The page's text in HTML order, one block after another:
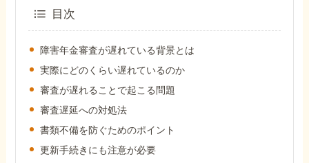
障害年金コラム
お知らせ
目次
障害年金審査が遅れている背景とは
実際にどのくらい遅れているのか
審査が遅れることで起こる問題
審査遅延への対処法
書類不備を防ぐためのポイント
更新手続きにも注意が必要